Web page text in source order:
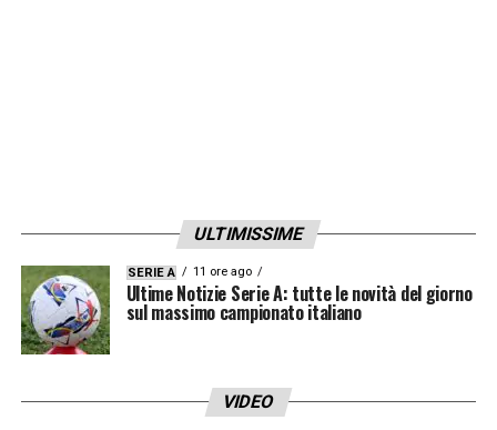
ULTIMISSIME
SERIE A 11 ore ago
Ultime Notizie Serie A: tutte le novità del giorno
sul massimo campionato italiano
VIDEO